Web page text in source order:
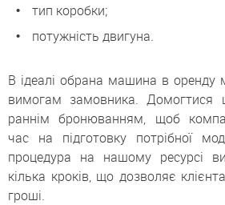
тип коробки;
потужність двигуна.
В ідеалі обрана машина в оренду
вимогам замовника. Домогтися
раннім бронюванням, щоб
час на підготовку потрібної
процедура на нашому ресурсі
кілька кроків, що дозволяє
гроші.